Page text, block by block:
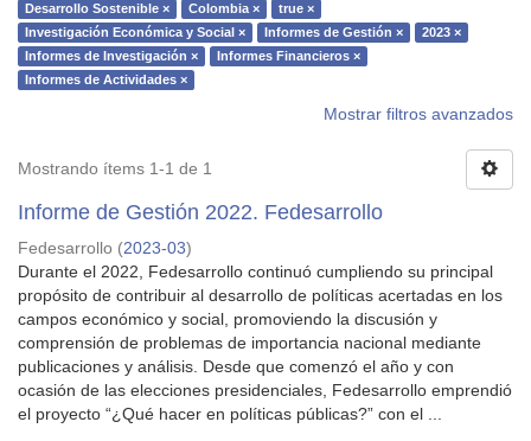
Desarrollo Sostenible × Colombia ×
true ×
Investigación Económica y Social ×
Informes de Gestión ×
2023 ×
Informes de Investigación ×
Informes Financieros ×
Informes de Actividades ×
Mostrar filtros avanzados
Mostrando ítems 1-1 de 1
Informe de Gestión 2022. Fedesarrollo
Fedesarrollo (2023-03)
Durante el 2022, Fedesarrollo continuó cumpliendo su principal
propósito de contribuir al desarrollo de políticas acertadas en los
campos económico y social, promoviendo la discusión y
comprensión de problemas de importancia nacional mediante
publicaciones y análisis. Desde que comenzó el año y con
ocasión de las elecciones presidenciales, Fedesarrollo emprendió
el proyecto “¿Qué hacer en políticas públicas?” con el ...